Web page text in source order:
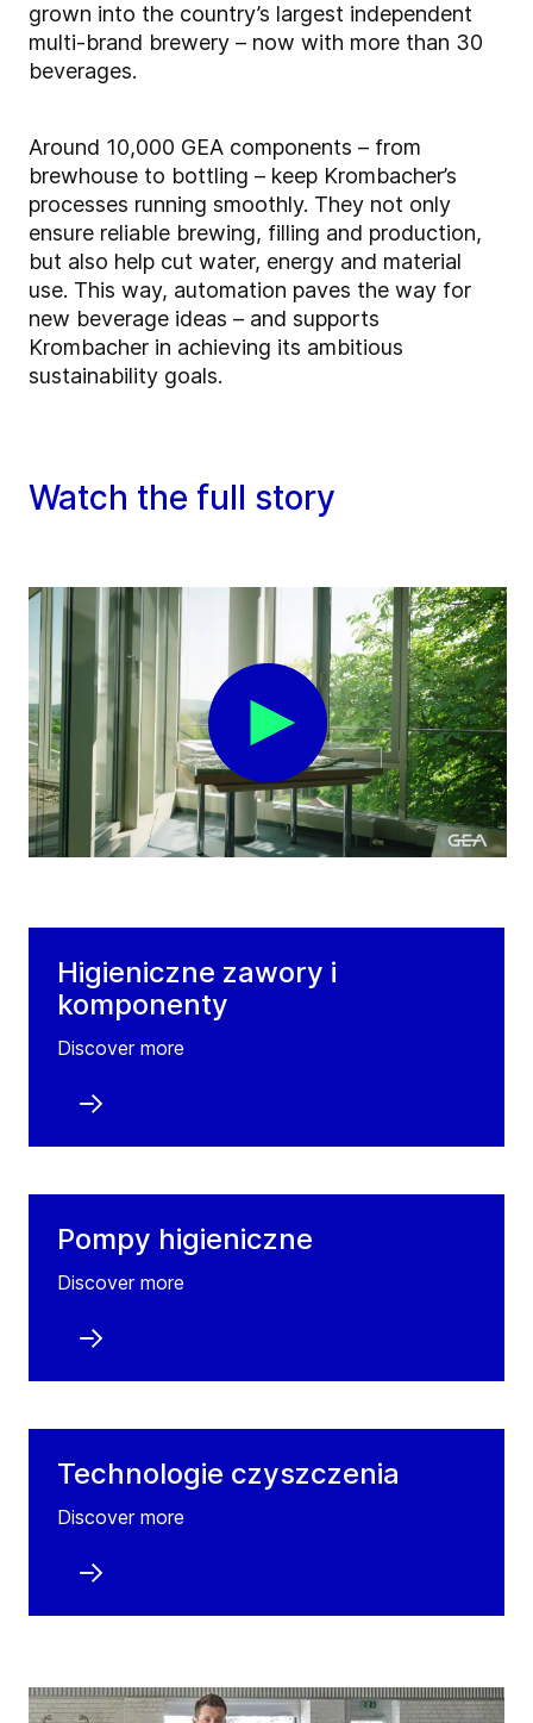
grown into the country’s largest independent
multi-brand brewery – now with more than 30
beverages.
Around 10,000 GEA components – from
brewhouse to bottling – keep Krombacher’s
processes running smoothly. They not only
ensure reliable brewing, filling and production,
but also help cut water, energy and material
use. This way, automation paves the way for
new beverage ideas – and supports
Krombacher in achieving its ambitious
sustainability goals.
Watch the full story
Higieniczne zawory i
komponenty
Discover more
Pompy higieniczne
Discover more
Technologie czyszczenia
Discover more